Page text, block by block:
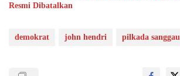
Resmi Dibatalkan
demokrat john hendri pilkada sanggau